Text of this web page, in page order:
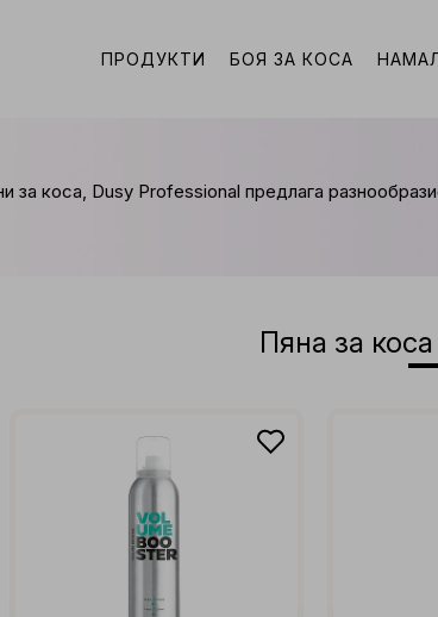
ПРОДУКТИ БОЯ ЗА КОСА
Пяна за
за коса, Dusy Professional предлага